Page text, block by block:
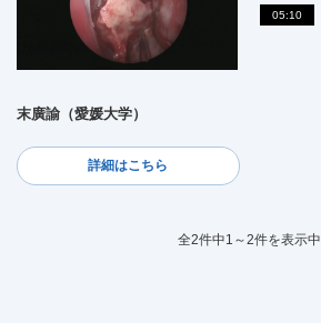
05:10
末廣諭（愛媛大学）
詳細はこちら
全2件中1～2件を表示中